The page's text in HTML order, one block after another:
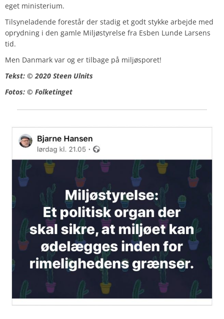
eget ministerium.
Tilsyneladende forestår der stadig et godt stykke arbejde med
oprydning i den gamle Miljøstyrelse fra Esben Lunde Larsens
tid.
Men Danmark var og er tilbage på miljøsporet!
Tekst: © 2020 Steen Ulnits
Fotos: © Folketinget